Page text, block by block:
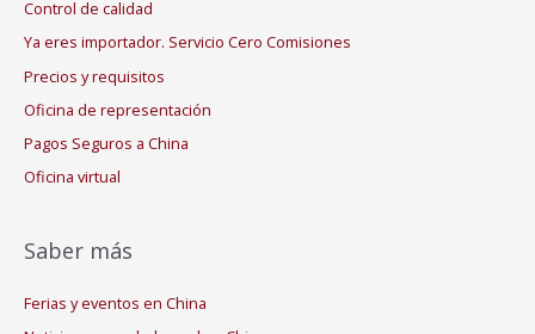
Control de calidad
Ya eres importador. Servicio Cero Comisiones
Precios y requisitos
Oficina de representación
Pagos Seguros a China
Oficina virtual
Saber más
Ferias y eventos en China